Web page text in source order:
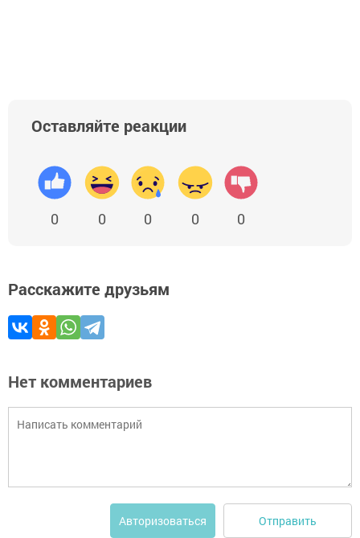
Оставляйте реакции
0 0 0 0 0
Расскажите друзьям
Нет комментариев
Авторизоваться Отправить